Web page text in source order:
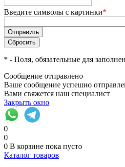
Введите символы с картинки*
* - Поля, обязательные для
Сообщение отправлено
Ваше сообщение успешно
Вами свяжется наш специалист
Закрыть окно
0
0
0 В корзине пока пусто
Каталог товаров